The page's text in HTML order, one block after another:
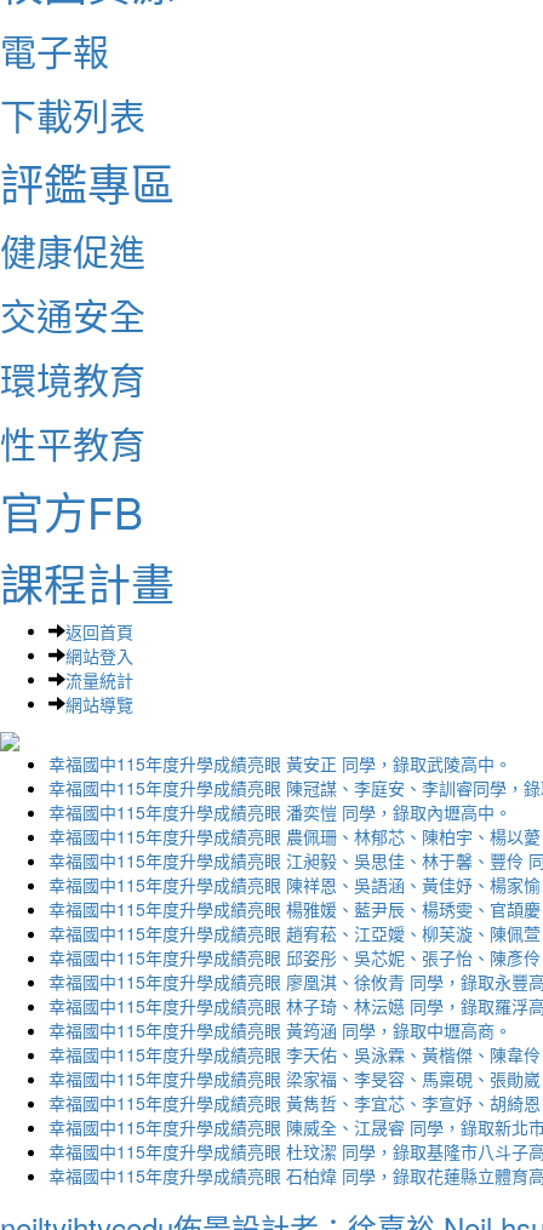
電子報
下載列表
評鑑專區
健康促進
交通安全
環境教育
性平教育
官方FB
課程計畫
返回首頁
網站登入
流量統計
網站導覽
幸福國中115年度升學成績亮眼 黃安正 同學，錄取武陵高中。
幸福國中115年度升學成績亮眼 陳冠謀、李庭安、李訓睿同學，
幸福國中115年度升學成績亮眼 潘奕愷 同學，錄取內壢高中。
幸福國中115年度升學成績亮眼 農佩珊、林郁芯、陳柏宇、楊以
幸福國中115年度升學成績亮眼 江昶毅、吳思佳、林于馨、豐伶
幸福國中115年度升學成績亮眼 陳祥恩、吳語涵、黃佳妤、楊家
幸福國中115年度升學成績亮眼 楊雅媛、藍尹辰、楊琇雯、官頡
幸福國中115年度升學成績亮眼 趙宥菘、江亞嬡、柳芙漩、陳佩
幸福國中115年度升學成績亮眼 邱姿彤、吳芯妮、張子怡、陳彥
幸福國中115年度升學成績亮眼 廖凰淇、徐攸青 同學，錄取永豐
幸福國中115年度升學成績亮眼 林子琦、林沄嬨 同學，錄取羅浮
幸福國中115年度升學成績亮眼 黃筠涵 同學，錄取中壢高商。
幸福國中115年度升學成績亮眼 李天佑、吳泳霖、黃楷傑、陳韋
幸福國中115年度升學成績亮眼 梁家福、李旻容、馬稟硯、張勛
幸福國中115年度升學成績亮眼 黃雋哲、李宜芯、李宣妤、胡綺
幸福國中115年度升學成績亮眼 陳威全、江晟睿 同學，錄取新北
幸福國中115年度升學成績亮眼 杜玟潔 同學，錄取基隆市八斗子
幸福國中115年度升學成績亮眼 石柏煒 同學，錄取花蓮縣立體育